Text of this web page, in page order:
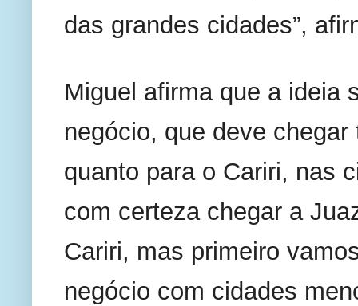
das grandes cidades”,
Miguel afirma que a ideia
negócio, que deve
quanto para o Cariri, nas
com certeza chegar a
Cariri, mas primeiro
negócio com cidades